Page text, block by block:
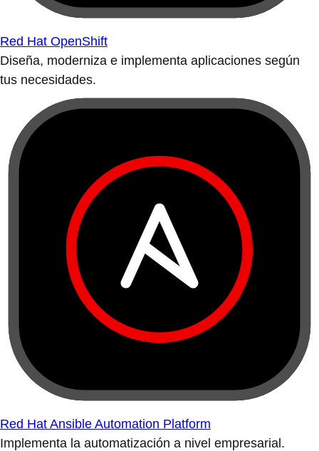
Red Hat OpenShift
Diseña, moderniza e implementa aplicaciones según
tus necesidades.
Red Hat Ansible Automation Platform
Implementa la automatización a nivel empresarial.